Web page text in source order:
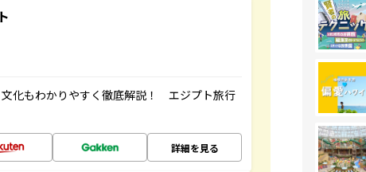
化もわかりやすく徹底解説！ エジプト旅行
詳細を見る